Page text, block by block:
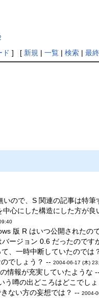
ド ] [ 新規 | 一覧| 検索| 最
いので、S 関連の記事は特
中心にした構造にした方が
版 R はいつ公開されたの
ージョン 0.6 だったので
、一時中断していたのでは
でしょう？ -- 2004-06-17 (木)
情報が充実していたような --
う噂の出どころはどこでし
ない方の妄想では？ -- 2004-